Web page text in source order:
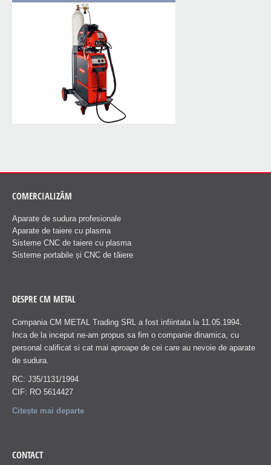
COMERCIALIZĂM
Aparate de sudura profesionale
Aparate de taiere cu plasma
Sisteme CNC de taiere cu plasma
Sisteme portabile și CNC de tăiere
DESPRE CM METAL
Compania CM METAL Trading SRL a fost infiintata la 11.05.1994.
Inca de la inceput ne-am propus sa fim o companie dinamica, cu
personal calificat si cat mai aproape de cei care au nevoie de aparate
de sudura.
RC: J35/1131/1994
CIF: RO 5614427
Citește mai departe
CONTACT